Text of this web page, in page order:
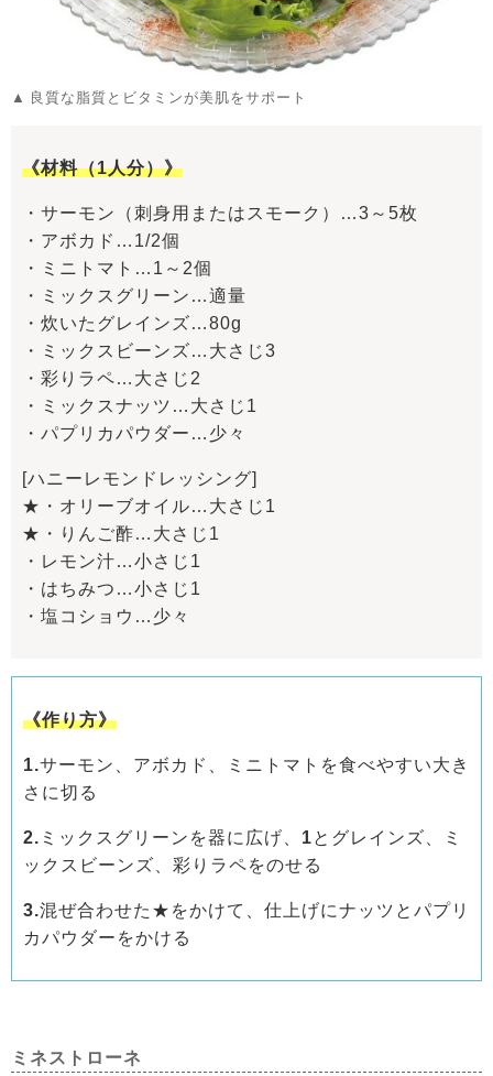
良質な脂質とビタミンが美肌をサポート
《材料（1人分）》
・サーモン（刺身用またはスモーク）…3～5枚
・アボカド…1/2個
・ミニトマト…1～2個
・ミックスグリーン…適量
・炊いたグレインズ…80g
・ミックスビーンズ…大さじ3
・彩りラペ…大さじ2
・ミックスナッツ…大さじ1
・パプリカパウダー…少々
[ハニーレモンドレッシング]
★・オリーブオイル…大さじ1
★・りんご酢…大さじ1
・レモン汁…小さじ1
・はちみつ…小さじ1
・塩コショウ…少々
《作り方》
1.サーモン、アボカド、ミニトマトを食べやすい大き
さに切る
2. ミックスグリーンを器に広げ、 1とグレインズ、ミ
ックスビーンズ、彩りラペをのせる
3.混ぜ合わせた★をかけて、仕上げにナッツとパプリ
カパウダーをかける
ミネストローネ